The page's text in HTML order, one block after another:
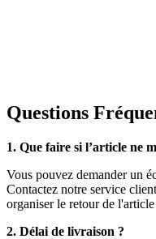
Questions
1. Que faire si l’article ne
Vous pouvez demander un
Contactez notre service
organiser le retour de
2. Délai de livraison ?